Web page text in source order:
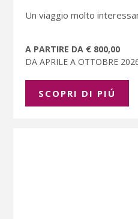
Un viaggio molto
A PARTIRE DA € 800,00
DA APRILE A OTTOBRE
SCOPRI DI PIÚ